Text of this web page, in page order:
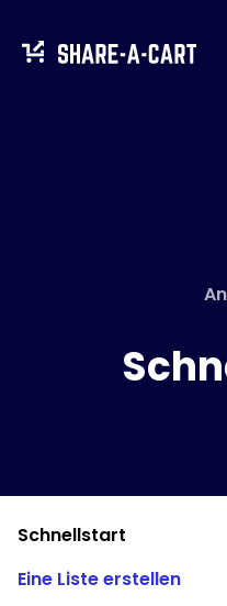
Für
Schnellstart
Eine Liste erstellen